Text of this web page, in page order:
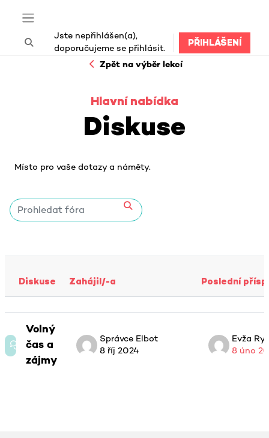
Boční panel
Přepnout vyhledávání
Jste nepřihlášen(a),
doporučujeme se přihlásit.
PŘIHLÁŠENÍ
Zpět na výběr lekcí
Hlavní nabídka
Diskuse
Místo pro vaše dotazy a náměty.
Prohledat fóra
Prohledat fóra
Seznam diskusí. Zobrazeno 1 diskusí
Stav
Diskuse Zahájil/-a Poslední
Volný
čas a
zájmy
Správce Elbot
8 říj 2024
Evža
8 úno